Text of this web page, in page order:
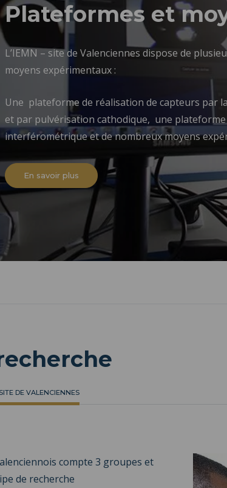
Plateformes et
L’IEMN – site de Valenciennes dispose de
moyens expérimentaux :
Une plateforme de réalisation de capteurs par
et par pulvérisation cathodique, une
interférométrique et de nombreux moyens
En savoir plus
DE VALENCIENNES
compte 3 groupes et
de recherche